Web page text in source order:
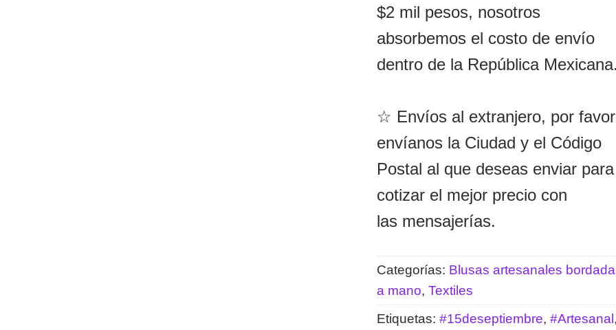
$2 mil pesos, nosotros
absorbemos el costo de envío
dentro de la República
☆ Envíos al extranjero, por favor
envíanos la Ciudad y el Código
Postal al que deseas enviar para
cotizar el mejor precio con
las mensajerías.
Categorías: Blusas artesanales
a mano, Textiles
Etiquetas: #15deseptiembre, #Artesanal